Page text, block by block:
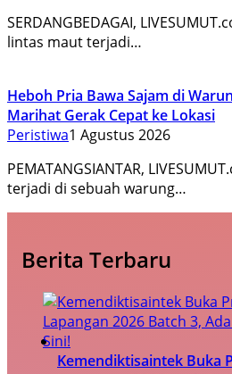
SERDANGBEDAGAI,
lintas maut terjadi…
Heboh Pria Bawa Sajam di
Marihat Gerak Cepat ke Lokasi
Peristiwa1 Agustus 2026
PEMATANGSIANTAR,
terjadi di sebuah warung…
Berita Terbaru
Kemendiktisaintek Buka